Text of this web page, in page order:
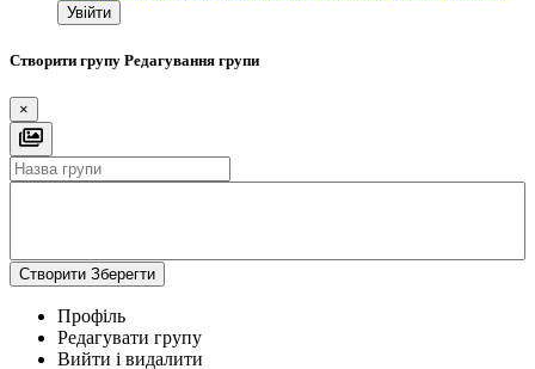
Увійти
Створити групу Редагування групи
×
Створити Зберегти
Профіль
Редагувати групу
Вийти і видалити